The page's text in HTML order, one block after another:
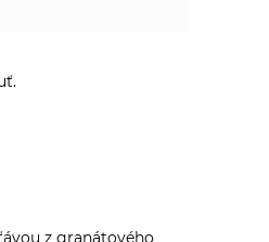
z granátového